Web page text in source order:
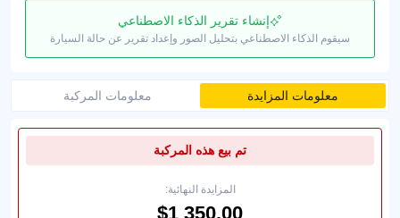
إنشاء تقرير الذكاء الاصطناعي
سيقوم الذكاء الاصطناعي بتحليل الصور وإعداد تقرير عن حالة السيارة
معلومات المزايدة معلومات المركبة
تم بيع هذه المركبة
المزايدة النهائية: